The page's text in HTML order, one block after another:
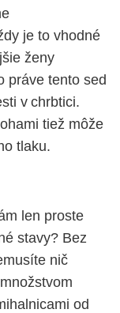
je to vhodné
ženy
práve tento sed
v chrbtici.
tiež môže
tlaku.
len proste
stavy? Bez
nič
od